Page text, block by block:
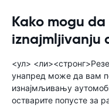
Kako mogu
iznajmljivanju
<ул>
унапред може да вам
изнајмљивању
остварите попусте за